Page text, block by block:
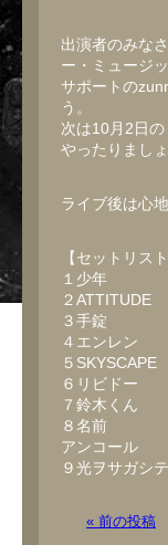
出演者のみな
ー・ミュージ
サポートの
う。
次は10月2日の
やったりまし
ライブ後は心
【セットリスト
１少年
２ATTITUDE
３手錠
４エンレン
５SKYSCAPE
６リビドー
７鈴木くん
８名前
アンコール
９光ヲサガシテ
« 前の投稿